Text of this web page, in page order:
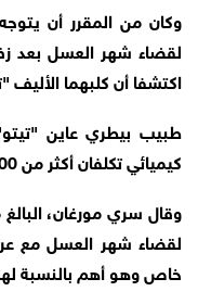
وكان من المقرر أن
لقضاء شهر العسل بعد
اكتشفا أن كلبهما
طبيب بيطري عاين "تيتو"
كيميائي تكلفان أكثر من 7500 جنيه استرليني.
لقضاء شهر العسل مع
خاص وهو أهم بالنسبة